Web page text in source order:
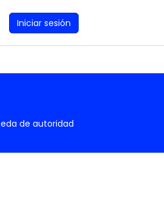
Iniciar sesión
de autoridad